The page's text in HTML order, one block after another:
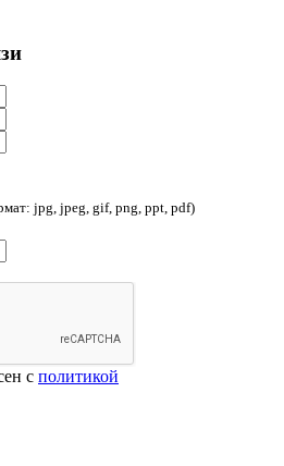
jpg, jpeg, gif, png, ppt, pdf)
с политикой